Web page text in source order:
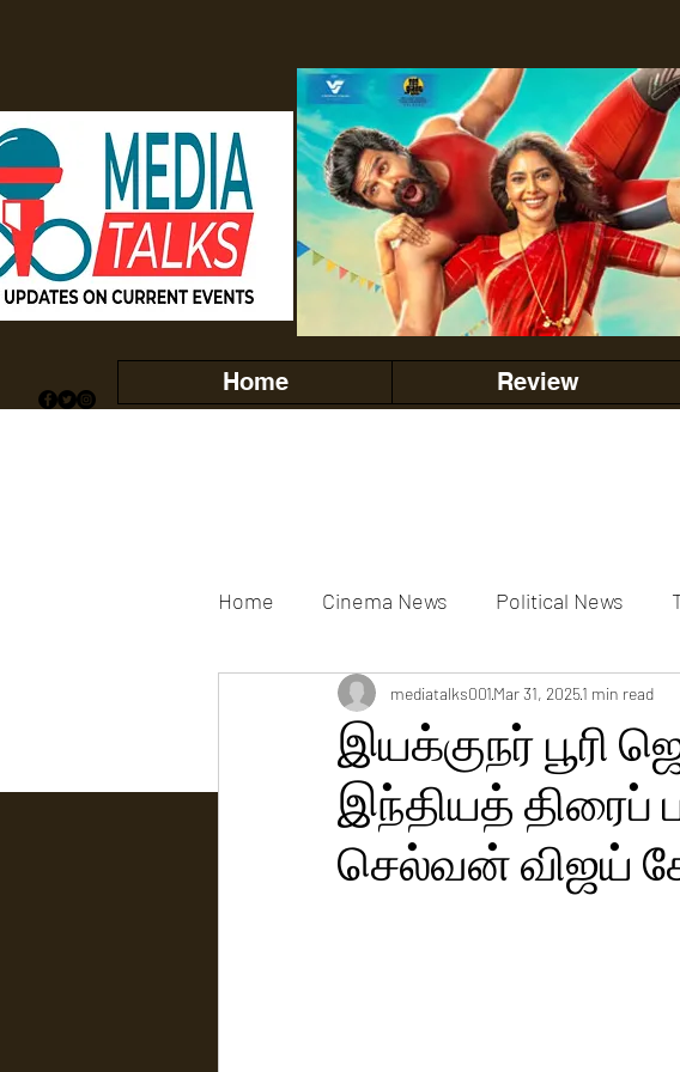
Home Review
Home Cinema News Political News
Movies Gallery Actress Gallery
இயக்குநர் பூரி
இந்தியத் திரைப்
செல்வன் விஜய்
mediatalks001Mar 31, 20251 min read